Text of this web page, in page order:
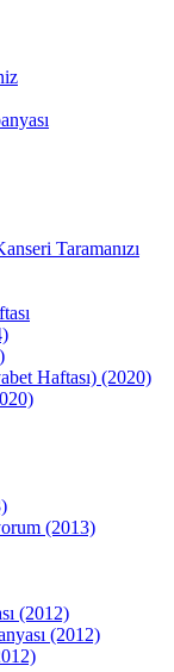
Taramanızı
Haftası) (2020)
(2013)
(2012)
(2012)